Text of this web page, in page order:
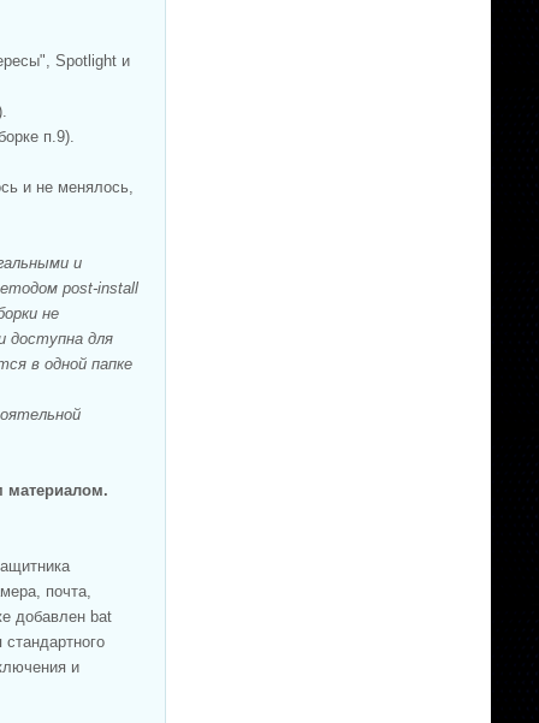
Spotlight и
п.9).
и не менялось,
и
post-install
не
доступна для
в одной папке
материалом.
почта,
добавлен bat
и